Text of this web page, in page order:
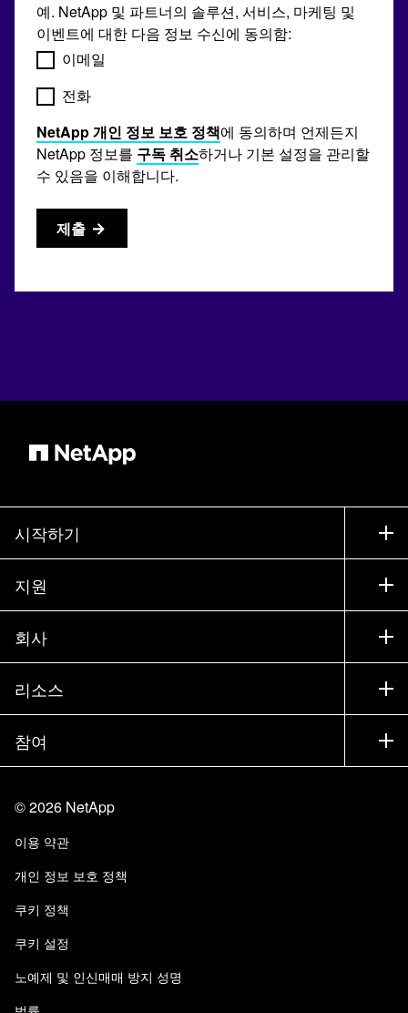
예. NetApp 및 파트너의 솔루션, 서비스, 마케팅 및
이벤트에 대한 다음 정보 수신에 동의함:
이메일
전화
NetApp 개인 정보 보호 정책에 동의하며 언제든지
NetApp 정보를 구독 취소하거나 기본 설정을 관리할
수 있음을 이해합니다.
제출
시작하기
구입 방법
세일즈 팀 연락처
파트너 찾기
경영진 브리핑
제품 소개
지원
지원
교육
설명서
커뮤니티
알아보기
회사
회사
파트너
채용
Trust Center
책임 및 지속가능성
품질 인증
NetApp Instaclustr
리소스
뉴스룸
이벤트
블로그
고객 경험
고객 사례
참여
사이트 피드백
액세스 가능성
이메일 구독
©2026 NetApp
이용 약관
개인 정보 보호 정책
쿠키 정책
쿠키 설정
노예제 및 인신매매 방지 성명